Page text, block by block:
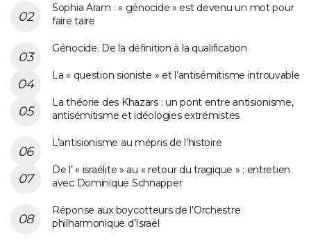
Sophia Aram : « génocide » est devenu un mot pour
faire taire
Génocide. De la définition à la qualification
La « question sioniste » et l’antisémitisme introuvable
La théorie des Khazars : un pont entre antisionisme,
antisémitisme et idéologies extrémistes
L’antisionisme au mépris de l’histoire
De l’ « israélite » au « retour du tragique » : entretien
avec Dominique Schnapper
Réponse aux boycotteurs de l’Orchestre
philharmonique d’Israël